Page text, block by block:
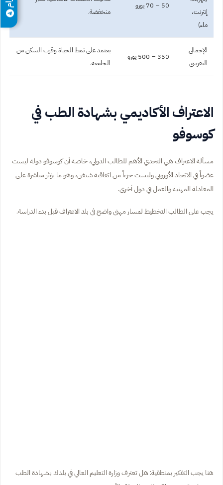
إنترنت،
ماء)
50 – 70 يورو
منخفضة.
الإجمالي
التقريبي
350 – 500 يورو
يعتمد على نمط الحياة وقرب السكن من
الجامعة.
الاعتراف الأكاديمي بشهادة الطب في
كوسوفو
مسألة الاعتراف هي التحدي الأهم للطالب الدولي، خاصة أن كوسوفو دولة ليست
عضواً في الاتحاد الأوروبي وليست جزءاً من اتفاقية شنغن، وهو ما يؤثر مباشرة على
المعادلة المهنية والعمل في دول أخرى.
يجب على الطالب التخطيط لمسار مهني واضح في بلد الاعتراف قبل بدء الدراسة.
هنا يجب التفكير بمنطقية: هل تعترف وزارة التعليم العالي في بلدك بشهادة الطب